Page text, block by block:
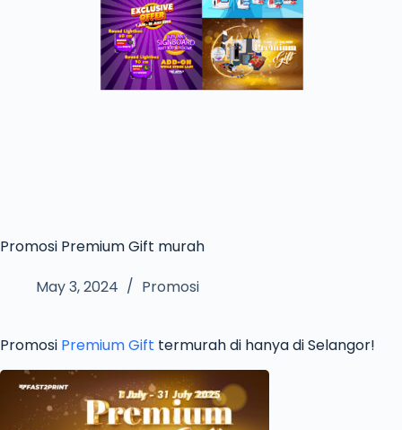
Promosi Premium Gift murah
May 3, 2024
Promosi
Promosi Premium Gift termurah di hanya di Selangor!